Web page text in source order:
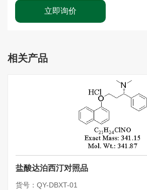
立即询价
相关产品
盐酸达泊西汀对照品
货号：QY-DBXT-01